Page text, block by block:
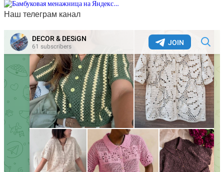
Наш телеграм канал